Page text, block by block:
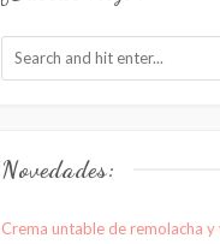
Novedades:
Crema untable de remolacha y